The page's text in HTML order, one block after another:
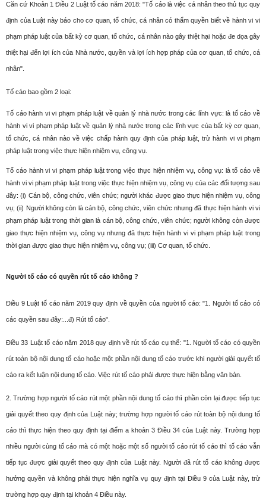
Căn cứ Khoản 1 Điều 2 Luật tố cáo năm 2018:"Tố cáo là việc cá nhân theo thủ tục quy
định của Luật này báo cho cơ quan, tổ chức, cá nhân có thẩm quyền biết về hành vi vi
phạm pháp luật của bất kỳ cơ quan, tổ chức, cá nhân nào gây thiệt hại hoặc đe dọa gây
thiệt hại đến lợi ích của Nhà nước, quyền và lợi ích hợp pháp của cơ quan, tổ chức, cá
nhân".
Tố cáo bao gồm 2 loại:
Tố cáo hành vi vi phạm pháp luật về quản lý nhà nước trong các lĩnh vực: là tố cáo về
hành vi vi phạm pháp luật về quản lý nhà nước trong các lĩnh vực của bất kỳ cơ quan,
tổ chức, cá nhân nào về việc chấp hành quy định của pháp luật, trừ hành vi vi phạm
pháp luật trong việc thực hiện nhiệm vụ, công vụ.
Tố cáo hành vi vi phạm pháp luật trong việc thực hiện nhiệm vụ, công vụ: là tố cáo về
hành vi vi phạm pháp luật trong việc thực hiện nhiệm vụ, công vụ của các đối tượng sau
đây: (i) Cán bộ, công chức, viên chức; người khác được giao thực hiện nhiệm vụ, công
vụ; (ii) Người không còn là cán bộ, công chức, viên chức nhưng đã thực hiện hành vi vi
phạm pháp luật trong thời gian là cán bộ, công chức, viên chức; người không còn được
giao thực hiện nhiệm vụ, công vụ nhưng đã thực hiện hành vi vi phạm pháp luật trong
thời gian được giao thực hiện nhiệm vụ, công vụ; (iii) Cơ quan, tổ chức.
Người tố cáo có quyền rút tố cáo không ?
Điều 9 Luật tố cáo năm 2019 quy định về quyền của người tố cáo:"1. Người tố cáo có
các quyền sau đây:...đ) Rút tố cáo".
Điều 33 Luật tố cáo năm 2018 quy định về rút tố cáo cụ thể: "1. Người tố cáo có quyền
rút toàn bộ nội dung tố cáo hoặc một phần nội dung tố cáo trước khi người giải quyết tố
cáo ra kết luận nội dung tố cáo. Việc rút tố cáo phải được thực hiện bằng văn bản.
2. Trường hợp người tố cáo rút một phần nội dung tố cáo thì phần còn lại được tiếp tục
giải quyết theo quy định của Luật này; trường hợp người tố cáo rút toàn bộ nội dung tố
cáo thì thực hiện theo quy định tại điểm a khoản 3 Điều 34 của Luật này. Trường hợp
nhiều người cùng tố cáo mà có một hoặc một số người tố cáo rút tố cáo thì tố cáo vẫn
tiếp tục được giải quyết theo quy định của Luật này. Người đã rút tố cáo không được
hưởng quyền và không phải thực hiện nghĩa vụ quy định tại Điều 9 của Luật này, trừ
trường hợp quy định tại khoản 4 Điều này.